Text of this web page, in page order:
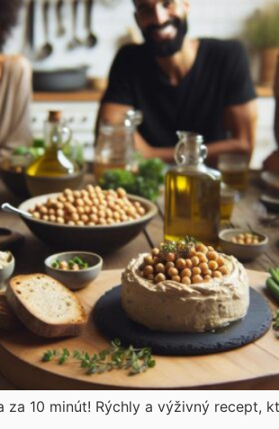
10 minút! Rýchly a výživný recept,